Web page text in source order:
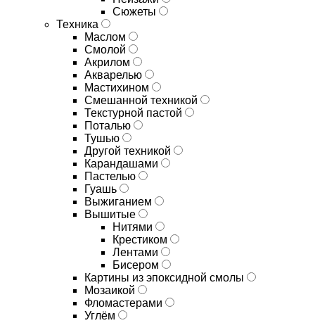
Сюжеты
Техника
Маслом
Смолой
Акрилом
Акварелью
Мастихином
Смешанной техникой
Текстурной пастой
Поталью
Тушью
Другой техникой
Карандашами
Пастелью
Гуашь
Выжиганием
Вышитые
Нитями
Крестиком
Лентами
Бисером
Картины из эпоксидной смолы
Мозаикой
Фломастерами
Углём